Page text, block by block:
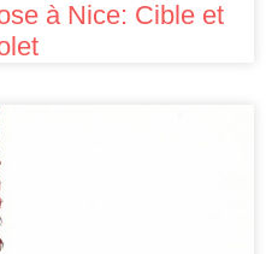
à Nice: Cible et